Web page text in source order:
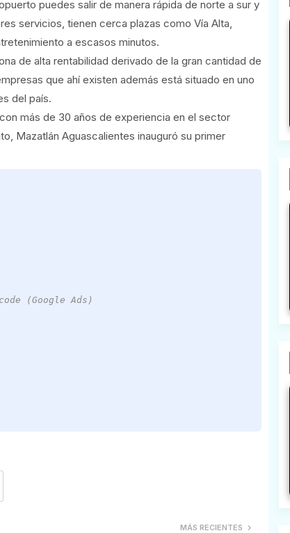
puedes salir de manera rápida de norte a sur y
servicios, tienen cerca plazas como Vía Alta,
a escasos minutos.
de alta rentabilidad derivado de la gran cantidad de
que ahí existen además está situado en uno
del país.
más de 30 años de experiencia en el sector
Mazatlán Aguascalientes inauguró su primer
(Google Ads)
MÁS RECIENTES